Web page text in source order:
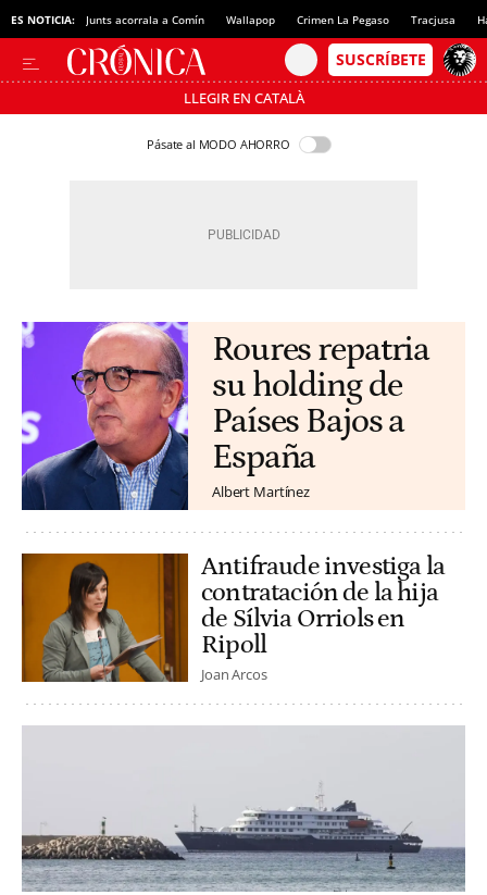
ES NOTICIA: Junts acorrala a Comín Wallapop Crimen La Pegaso Tracjusa
LLEGIR EN CATALÀ
Pásate al MODO AHORRO
Roures repatria
su holding de
Países Bajos a
España
Albert Martínez
Antifraude investiga la
contratación de la hija
de Sílvia Orriols en
Ripoll
Joan Arcos